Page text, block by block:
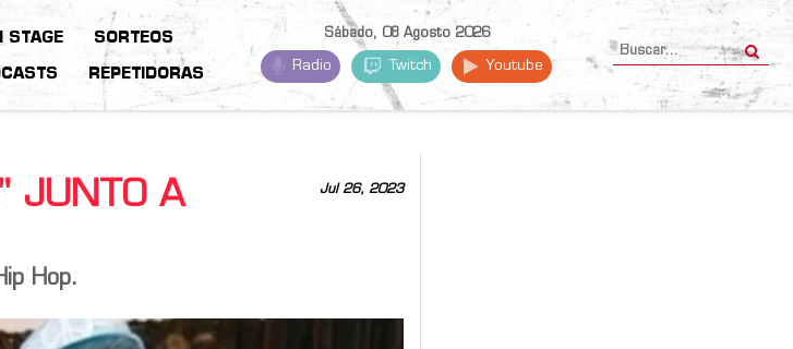
STAGE SORTEOS
REPETIDORAS
Sábado, 08 Agosto 2026
Radio Twitch Youtube
Jul 26, 2023
JUNTO A
Hop.